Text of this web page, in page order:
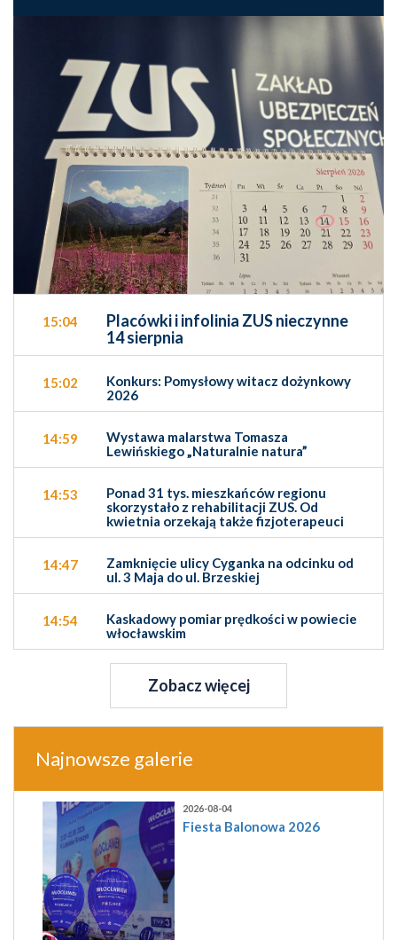
15:04
Placówki i infolinia ZUS nieczynne
14 sierpnia
15:02
Konkurs: Pomysłowy witacz dożynkowy
2026
14:59
Wystawa malarstwa Tomasza
Lewińskiego „Naturalnie natura”
14:53
Ponad 31 tys. mieszkańców regionu
skorzystało z rehabilitacji ZUS. Od
kwietnia orzekają także fizjoterapeuci
14:47
Zamknięcie ulicy Cyganka na odcinku od
ul. 3 Maja do ul. Brzeskiej
14:54
Kaskadowy pomiar prędkości w powiecie
włocławskim
Zobacz więcej
Najnowsze galerie
2026-08-04
Fiesta Balonowa 2026